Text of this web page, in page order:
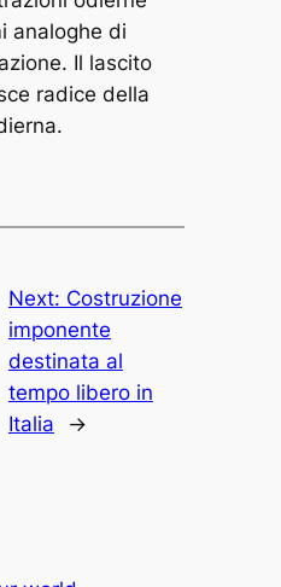
analoghe di
Il lascito
radice della
Next: Costruzione
imponente
destinata al
tempo libero in
Italia
→